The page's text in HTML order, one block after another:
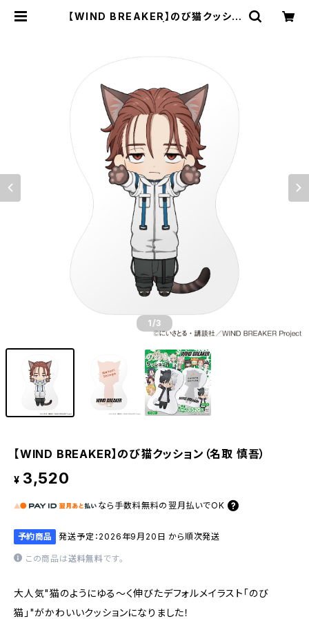
【WIND BREAKER】のび猫クッショ
1 /3
【WIND BREAKER】のび猫クッション（名取 慎吾）
¥ 3,520
なら 手数料無料の 翌月払いでOK
予約商品 発送予定：2026年9月20日 から順次発送
この商品は送料無料です。
大人気"猫のようにゆる〜く伸びたデフォルメイラスト「のび
猫」"がかわいいクッションになりました！